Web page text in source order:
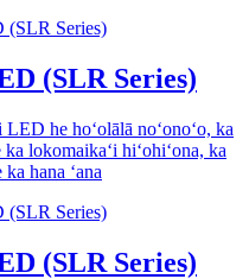
(SLR Series)
he hoʻolālā noʻonoʻo, ka
lokomaikaʻi hiʻohiʻona, ka
hana ʻana
(SLR Series)